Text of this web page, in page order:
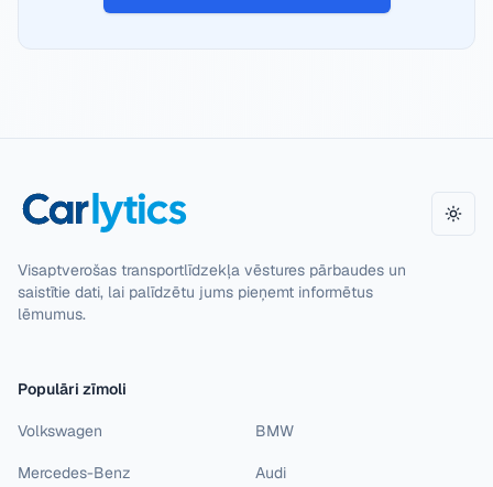
Visaptverošas transportlīdzekļa vēstures pārbaudes un
saistītie dati, lai palīdzētu jums pieņemt informētus
lēmumus.
Populāri zīmoli
Volkswagen BMW
Mercedes-Benz Audi